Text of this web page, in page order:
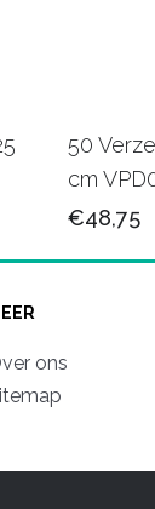
50
cm
€48,75
ons